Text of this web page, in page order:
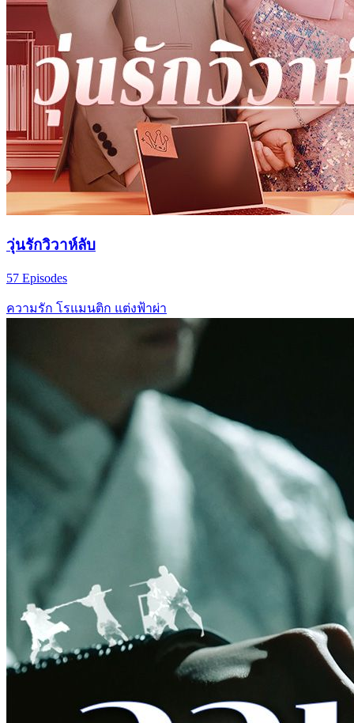
วุ่นรักวิวาห์ลับ
57 Episodes
ความรัก โรแมนติก แต่งฟ้าผ่า